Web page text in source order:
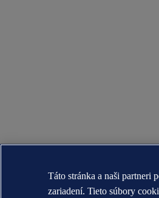
Táto stránka a naši partneri
zariadení. Tieto súbory